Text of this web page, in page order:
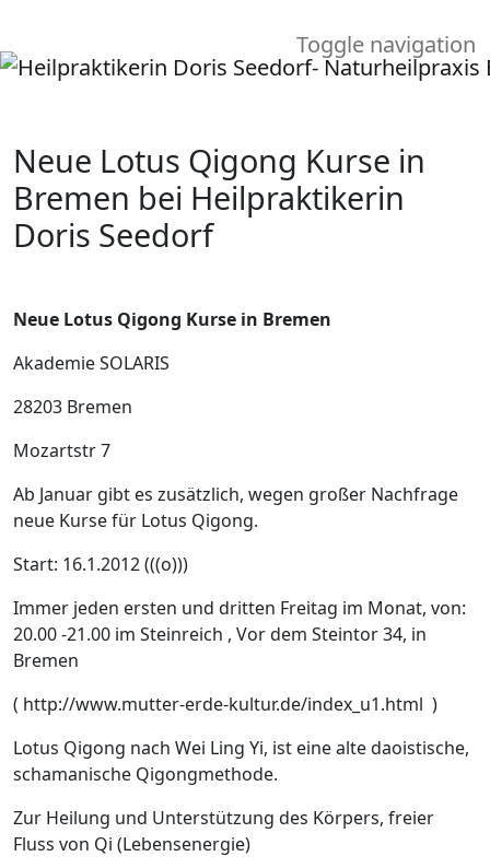
Toggle navigation
Neue Lotus Qigong Kurse in
Bremen bei Heilpraktikerin
Doris Seedorf
Neue Lotus Qigong Kurse in Bremen
Akademie SOLARIS
28203 Bremen
Mozartstr 7
Ab Januar gibt es zusätzlich, wegen großer Nachfrage
neue Kurse für Lotus Qigong.
Start: 16.1.2012 (((o)))
Immer jeden ersten und dritten Freitag im Monat, von:
20.00 -21.00 im Steinreich , Vor dem Steintor 34, in
Bremen
( http://www.mutter-erde-kultur.de/index_u1.html )
Lotus Qigong nach Wei Ling Yi, ist eine alte daoistische,
schamanische Qigongmethode.
Zur Heilung und Unterstützung des Körpers, freier
Fluss von Qi (Lebensenergie)